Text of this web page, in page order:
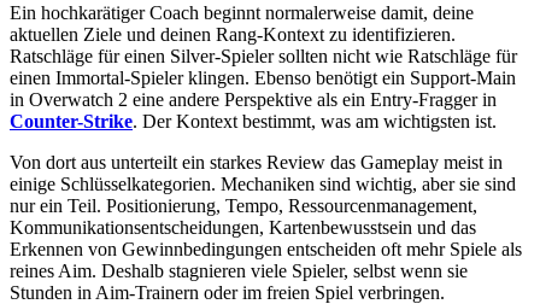
Ein hochkarätiger Coach beginnt normalerweise damit, deine
aktuellen Ziele und deinen Rang-Kontext zu identifizieren.
Ratschläge für einen Silver-Spieler sollten nicht wie Ratschläge für
einen Immortal-Spieler klingen. Ebenso benötigt ein Support-Main
in Overwatch 2 eine andere Perspektive als ein Entry-Fragger in
Counter-Strike. Der Kontext bestimmt, was am wichtigsten ist.
Von dort aus unterteilt ein starkes Review das Gameplay meist in
einige Schlüsselkategorien. Mechaniken sind wichtig, aber sie sind
nur ein Teil. Positionierung, Tempo, Ressourcenmanagement,
Kommunikationsentscheidungen, Kartenbewusstsein und das
Erkennen von Gewinnbedingungen entscheiden oft mehr Spiele als
reines Aim. Deshalb stagnieren viele Spieler, selbst wenn sie
Stunden in Aim-Trainern oder im freien Spiel verbringen.